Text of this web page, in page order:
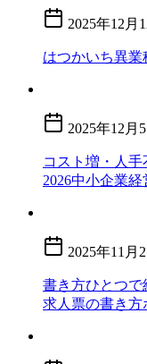
2025年12月
はつかいち異業
2025年12月5
コスト増・人
2026中小企業
2025年11月
書き方ひとつで
求人票の書き方